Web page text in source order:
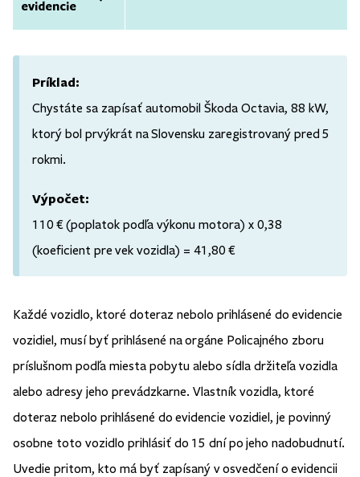
evidencie
Príklad:
Chystáte sa zapísať automobil Škoda Octavia, 88 kW,
ktorý bol prvýkrát na Slovensku zaregistrovaný pred 5
rokmi.
Výpočet:
110 € (poplatok podľa výkonu motora) x 0,38
(koeficient pre vek vozidla) = 41,80 €
Každé vozidlo, ktoré doteraz nebolo prihlásené do evidencie
vozidiel, musí byť prihlásené na orgáne Policajného zboru
príslušnom podľa miesta pobytu alebo sídla držiteľa vozidla
alebo adresy jeho prevádzkarne. Vlastník vozidla, ktoré
doteraz nebolo prihlásené do evidencie vozidiel, je povinný
osobne toto vozidlo prihlásiť do 15 dní po jeho nadobudnutí.
Uvedie pritom, kto má byť zapísaný v osvedčení o evidencii